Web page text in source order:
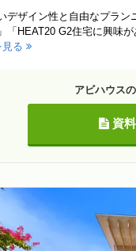
デザイン性と自由なプラ
「HEAT20 G2住宅に興味
る
アビハウス
資